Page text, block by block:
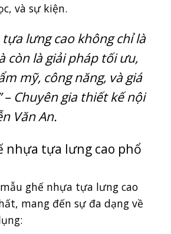
và sự kiện.
tựa lưng cao không chỉ là
còn là giải pháp tối ưu,
mỹ, công năng, và giá
– Chuyên gia thiết kế nội
Văn An.
nhựa tựa lưng cao phổ
ghế nhựa tựa lưng cao
mang đến sự đa dạng về